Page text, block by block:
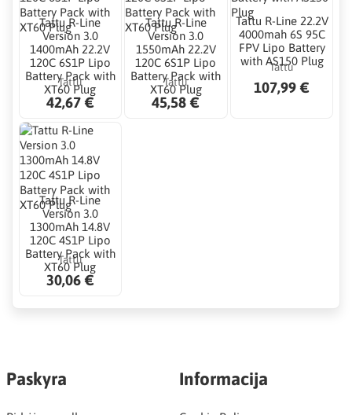
Tattu R-Line
Version 3.0
1400mAh 22.2V
120C 6S1P Lipo
Battery Pack with
XT60 Plug
Tattu
42,67 €
Tattu R-Line
Version 3.0
1550mAh 22.2V
120C 6S1P Lipo
Battery Pack with
XT60 Plug
Tattu
45,58 €
Tattu R-Line 22.2V
4000mah 6S 95C
FPV Lipo Battery
with AS150 Plug
Tattu
107,99 €
Tattu R-Line
Version 3.0
1300mAh 14.8V
120C 4S1P Lipo
Battery Pack with
XT60 Plug
Tattu
30,06 €
Paskyra Informacija